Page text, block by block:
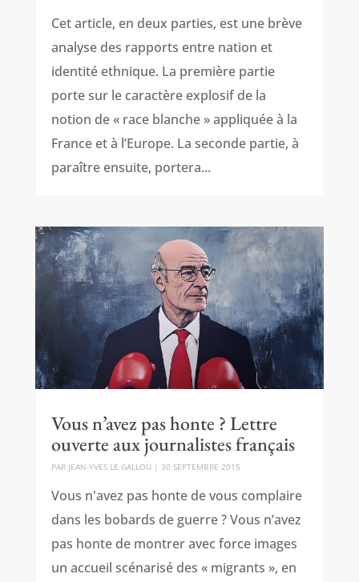
Cet article, en deux parties, est une brève
analyse des rapports entre nation et
identité ethnique. La première partie
porte sur le caractère explosif de la
notion de « race blanche » appliquée à la
France et à l’Europe. La seconde partie, à
paraître ensuite, portera...
Vous n’avez pas honte ? Lettre
ouverte aux journalistes français
PAR JEAN-YVES LE GALLOU| 30 SEPTEMBRE 2015
Vous n'avez pas honte de vous complaire
dans les bobards de guerre ? Vous n’avez
pas honte de montrer avec force images
un accueil scénarisé des « migrants », en